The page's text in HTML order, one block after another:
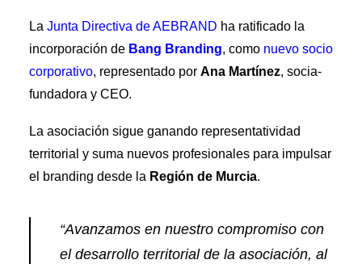
Blog
BrandPulse
BrandSeries
Radio AEBRAND

HAZTE SOCIO
SEARCH
La Junta Directiva de AEBRAND ha ratificado la
incorporación de Bang Branding, como nuevo socio
corporativo, representado por Ana Martínez, socia-
fundadora y CEO.
La asociación sigue ganando representatividad
territorial y suma nuevos profesionales para impulsar
el branding desde la Región de Murcia.
“Avanzamos en nuestro compromiso con
el desarrollo territorial de la asociación, al